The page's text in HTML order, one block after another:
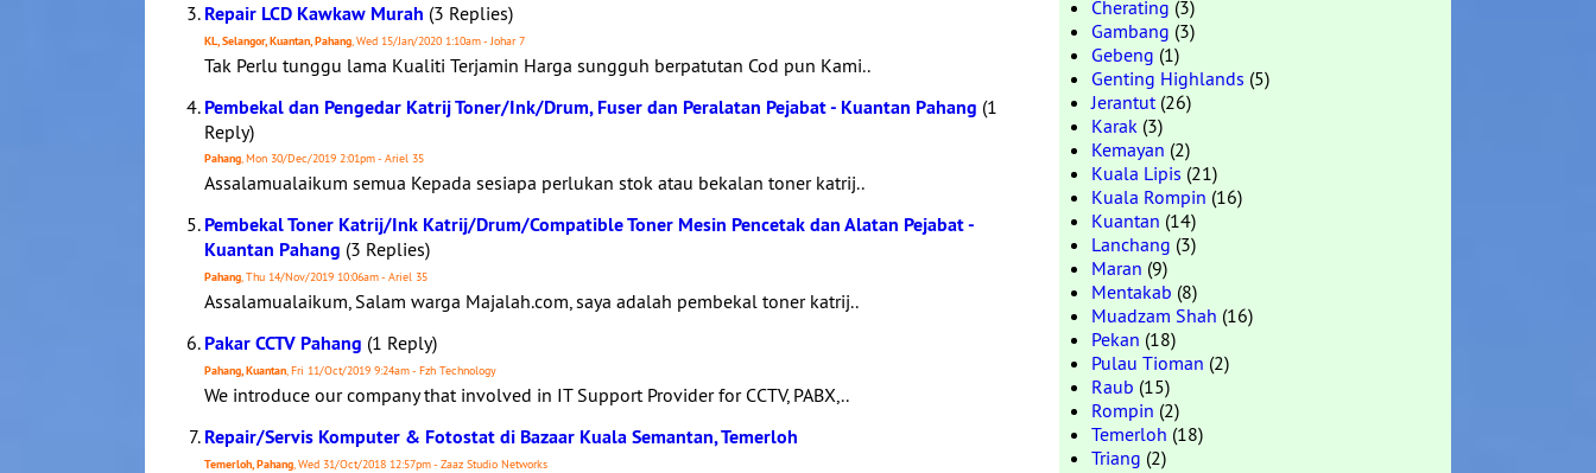
Repair LCD Kawkaw Murah (3 Replies)
KL, Selangor, Kuantan, Pahang, Wed 15/Jan/2020 1:10am - Johar 7
Tak Perlu tunggu lama Kualiti Terjamin Harga sungguh berpatutan Cod pun Kami..
Pembekal dan Pengedar Katrij Toner/Ink/Drum, Fuser dan Peralatan Pejabat - Kuantan Pahang (1
Reply)
Pahang, Mon 30/Dec/2019 2:01pm - Ariel 35
Assalamualaikum semua Kepada sesiapa perlukan stok atau bekalan toner katrij..
Pembekal Toner Katrij/Ink Katrij/Drum/Compatible Toner Mesin Pencetak dan Alatan Pejabat -
Kuantan Pahang (3 Replies)
Pahang, Thu 14/Nov/2019 10:06am - Ariel 35
Assalamualaikum, Salam warga Majalah.com, saya adalah pembekal toner katrij..
Pakar CCTV Pahang (1 Reply)
Pahang, Kuantan, Fri 11/Oct/2019 9:24am - Fzh Technology
We introduce our company that involved in IT Support Provider for CCTV, PABX,..
Repair/Servis Komputer & Fotostat di Bazaar Kuala Semantan, Temerloh
Temerloh, Pahang, Wed 31/Oct/2018 12:57pm - Zaaz Studio Networks
Cherating (3)
Gambang (3)
Gebeng (1)
Genting Highlands (5)
Jerantut(26)
Karak (3)
Kemayan (2)
Kuala Lipis (21)
Kuala Rompin (16)
Kuantan (14)
Lanchang (3)
Maran (9)
Mentakab (8)
Muadzam Shah (16)
Pekan (18)
Pulau Tioman (2)
Raub (15)
Rompin (2)
Temerloh (18)
Triang (2)